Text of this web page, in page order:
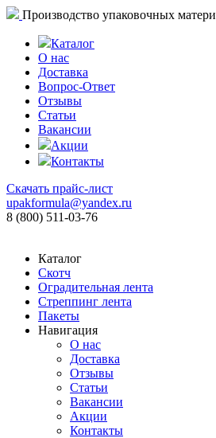
Производство упаковочных
Каталог
О нас
Доставка
Вопрос-Ответ
Отзывы
Статьи
Вакансии
Акции
Контакты
Скачать прайс-лист
upakformula@yandex.ru
8 (800) 511-03-76
Каталог
Скотч
Оградительная лента
Стреппинг лента
Пакеты
Навигация
О нас
Доставка
Отзывы
Статьи
Вакансии
Акции
Контакты